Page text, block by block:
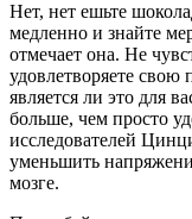
Нет, нет ешьте
медленно и знайте
отмечает она. Не
удовлетворяете
является ли это для
больше, чем просто
исследователей
уменьшить
мозге.